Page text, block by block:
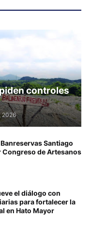
controles
2026
Santiago
Congreso de Artesanos
el diálogo con
para fortalecer la
en Hato Mayor